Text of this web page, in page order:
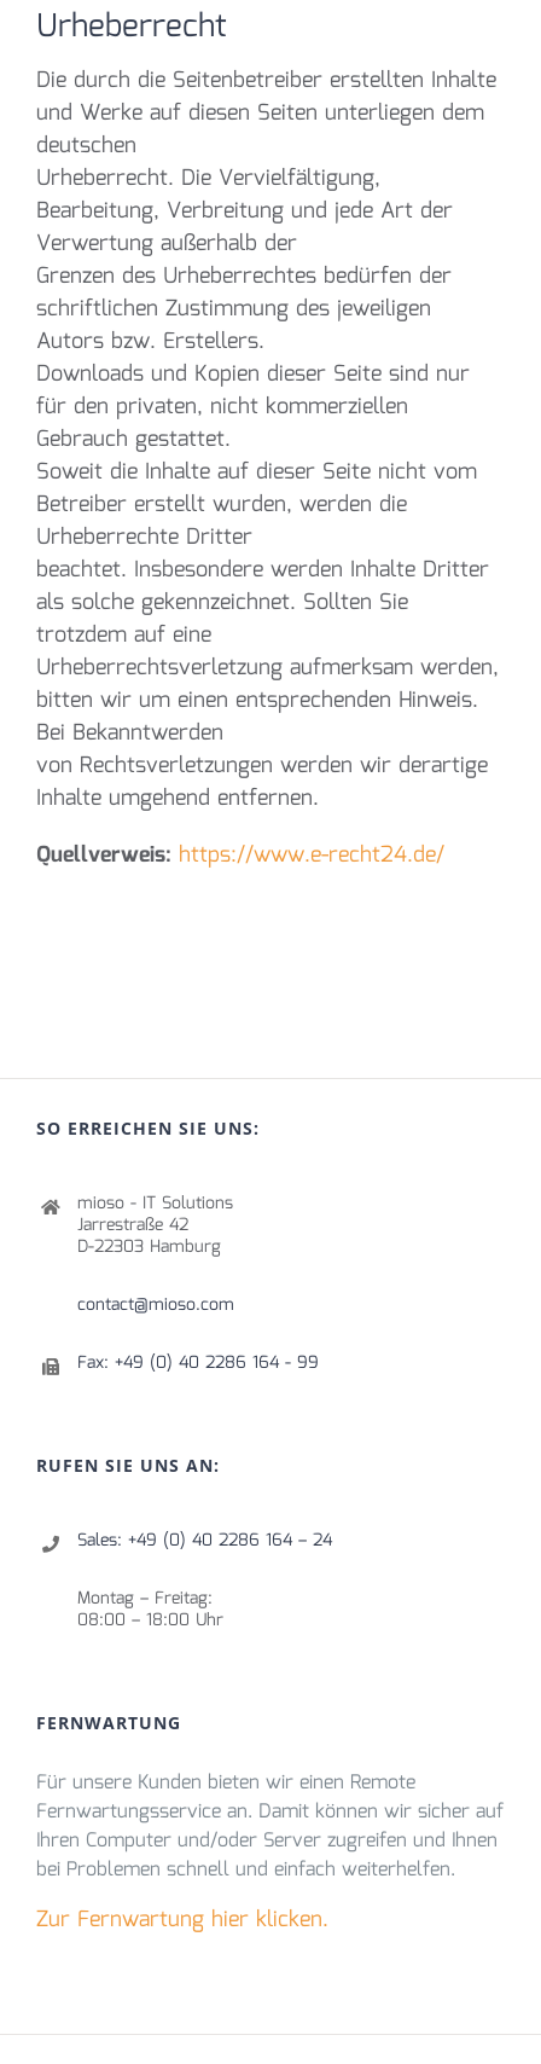
Urheberrecht
Die durch die Seitenbetreiber erstellten Inhalte
und Werke auf diesen Seiten unterliegen dem
deutschen
Urheberrecht. Die Vervielfältigung,
Bearbeitung, Verbreitung und jede Art der
Verwertung außerhalb der
Grenzen des Urheberrechtes bedürfen der
schriftlichen Zustimmung des jeweiligen
Autors bzw. Erstellers.
Downloads und Kopien dieser Seite sind nur
für den privaten, nicht kommerziellen
Gebrauch gestattet.
Soweit die Inhalte auf dieser Seite nicht vom
Betreiber erstellt wurden, werden die
Urheberrechte Dritter
beachtet. Insbesondere werden Inhalte Dritter
als solche gekennzeichnet. Sollten Sie
trotzdem auf eine
Urheberrechtsverletzung aufmerksam werden,
bitten wir um einen entsprechenden Hinweis.
Bei Bekanntwerden
von Rechtsverletzungen werden wir derartige
Inhalte umgehend entfernen.
Quellverweis: https://www.e-recht24.de/
SO ERREICHEN SIE UNS:
mioso - IT Solutions
Jarrestraße 42
D-22303 Hamburg
contact@mioso.com
Fax: +49 (0) 40 2286 164 - 99
RUFEN SIE UNS AN:
Sales: +49 (0) 40 2286 164 – 24
Montag – Freitag:
08:00 – 18:00 Uhr
FERNWARTUNG
Für unsere Kunden bieten wir einen Remote
Fernwartungsservice an. Damit können wir sicher auf
Ihren Computer und/oder Server zugreifen und Ihnen
bei Problemen schnell und einfach weiterhelfen.
Zur Fernwartung hier klicken.